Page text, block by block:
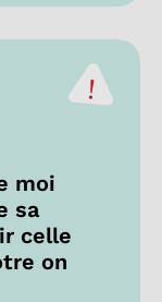
moi
sa
celle
on